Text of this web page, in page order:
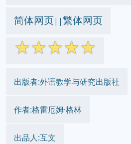
简体网页||繁体网页
☆☆☆☆☆
出版者:外语教学与研究出版社
作者:格雷厄姆·格林
出品人:互文